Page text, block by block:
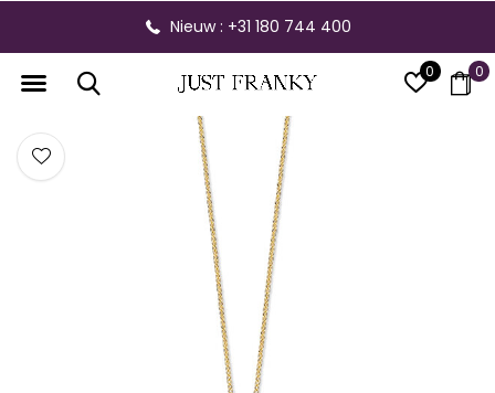
0 0
Nieuw : +31 180 744 400